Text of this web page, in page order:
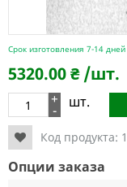
Срок изготовления 7-14 дней
5320.00₴ /шт.
+
- шт.
Код продукта:
Опции заказа